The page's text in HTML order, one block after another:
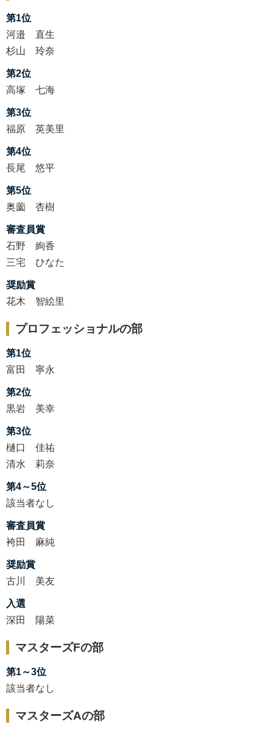
第1位
河邉 直生
杉山 玲奈
第2位
高塚 七海
第3位
福原 英美里
第4位
長尾 悠平
第5位
奥薗 杏樹
審査員賞
石野 絢香
三宅 ひなた
奨励賞
花木 智絵里
プロフェッショナルの部
第1位
富田 寧永
第2位
黒岩 美幸
第3位
樋口 佳祐
清水 莉奈
第4～5位
該当者なし
審査員賞
袴田 麻純
奨励賞
古川 美友
入選
深田 陽菜
マスターズFの部
第1～3位
該当者なし
マスターズAの部